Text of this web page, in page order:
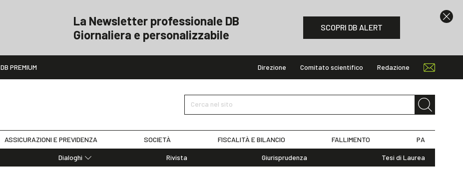
La Newsletter professionale DB
Giornaliera e personalizzabile
SCOPRI DB ALERT
DB PREMIUM Direzione Comitato scientifico Redazione
Cerca nel sito
ASSICURAZIONI E PREVIDENZA SOCIETÀ FISCALITÀ E BILANCIO FALLIMENTO PA
Dialoghi
Rivista Giurisprudenza Tesi di Laurea